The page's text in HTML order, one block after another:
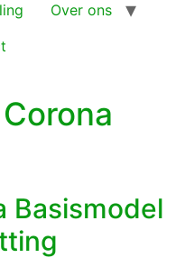
Over ons
Corona
Basismodel